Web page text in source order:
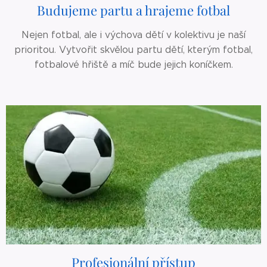
Budujeme partu a hrajeme fotbal
Nejen fotbal, ale i výchova dětí v kolektivu je naší
prioritou. Vytvořit skvělou partu dětí, kterým fotbal,
fotbalové hřiště a míč bude jejich koníčkem.
Profesionální přístup